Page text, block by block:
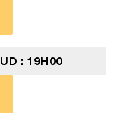
: 19H00